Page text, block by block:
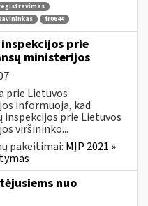
fr0644
inspekcijos prie
ministerijos
prie Lietuvos
informuoja, kad
prie Lietuvos
viršininko...
pakeitimai: MĮP 2021 »
nuo